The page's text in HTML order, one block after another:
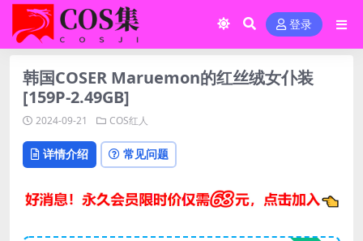
登录
韩国COSER Maruemon的红丝绒女仆装
[159P-2.49GB]
2024-09-21 COS红人
详情介绍 常见问题